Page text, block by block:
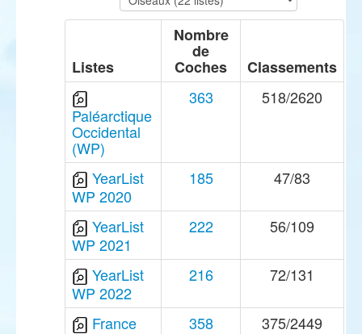
Listes
Nombre
de
Coches Classements
Paléarctique
Occidental
(WP)
363 518/2620
YearList
WP 2020
185 47/83
YearList
WP 2021
222 56/109
YearList
WP 2022
216 72/131
France 358
375/2449